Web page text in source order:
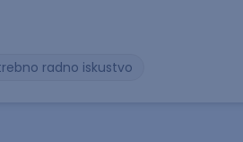
radno iskustvo